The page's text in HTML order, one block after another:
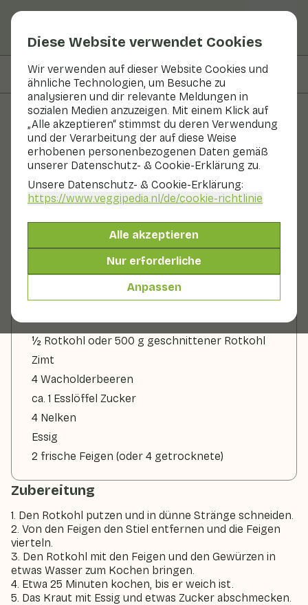
Diese Website verwendet Cookies
Wir verwenden auf dieser Website Cookies und
ähnliche Technologien, um Besuche zu
analysieren und dir relevante Meldungen in
sozialen Medien anzuzeigen. Mit einem Klick auf
„Alle akzeptieren“ stimmst du deren Verwendung
und der Verarbeitung der auf diese Weise
erhobenen personenbezogenen Daten gemäß
unserer Datenschutz- & Cookie-Erklärung zu.
Unsere Datenschutz- & Cookie-Erklärung:
https://www.veggipedia.nl/de/cookie-richtlinie
Alle akzeptieren
Nur erforderliche
Anpassen
Auf dieser Seite Zubereitung
Rezepte
Rotkohl mit Feigen
Hauptgericht 2 Personen 20 - 30 min
Mit saisonalen Produkten
250 g Gemüse p. P.&50 g Obst p. P.
½ Rotkohl oder 500 g geschnittener Rotkohl
Zimt
4 Wacholderbeeren
ca. 1 Esslöffel Zucker
4 Nelken
Essig
2 frische Feigen (oder 4 getrocknete)
Zubereitung
1. Den Rotkohl putzen und in dünne Stränge schneiden.
2. Von den Feigen den Stiel entfernen und die Feigen
vierteln.
3. Den Rotkohl mit den Feigen und den Gewürzen in
etwas Wasser zum Kochen bringen.
4. Etwa 25 Minuten kochen, bis er weich ist.
5. Das Kraut mit Essig und etwas Zucker abschmecken.